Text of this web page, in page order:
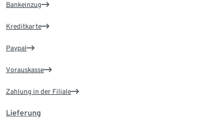
Bankeinzug
Kreditkarte
Paypal
Vorauskasse
Zahlung in der Filiale
Lieferung